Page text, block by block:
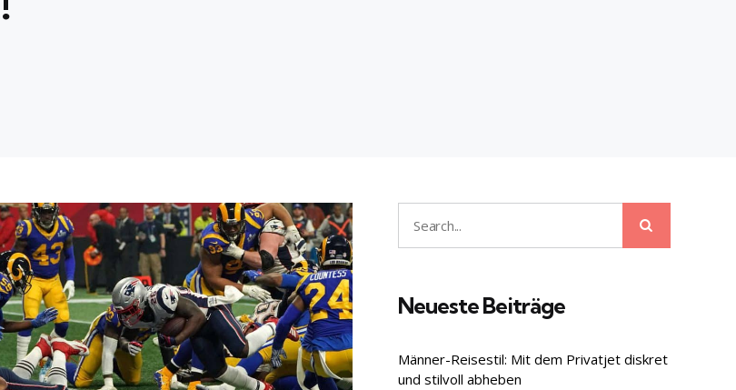
Search
for:
Neueste Beiträge
Männer-Reisestil: Mit dem Privatjet diskret
und stilvoll abheben